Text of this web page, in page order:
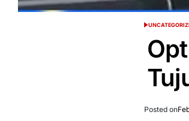
POSTED
Posted on